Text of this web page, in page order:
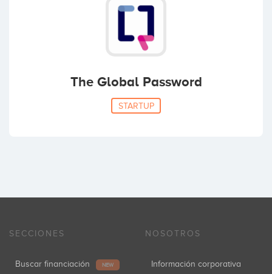
The Global Password
STARTUP
SECCIONES
Buscar financiación NEW
NOSOTROS
Información corporativa